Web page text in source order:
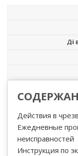
Действия в
Ежедневные
неисправностей
Инструкция по